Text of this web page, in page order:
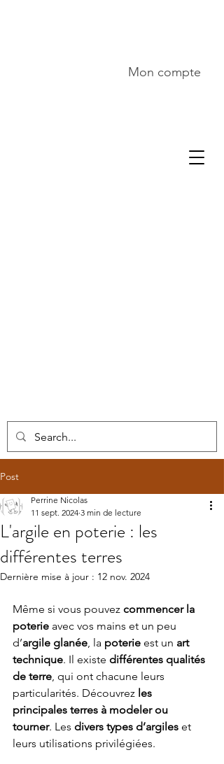
Mon compte
Post
L'argile en poterie : les
différentes terres
Perrine Nicolas
11 sept. 2024 3 min de lecture
Dernière mise à jour : 12 nov. 2024
Même si vous pouvez commencer la
poterie avec vos mains et un peu
d’argile glanée, la poterie est un art
technique. Il existe différentes qualités
de terre, qui ont chacune leurs
particularités. Découvrez les
principales terres à modeler ou
tourner. Les divers types d’argiles et
leurs utilisations privilégiées.